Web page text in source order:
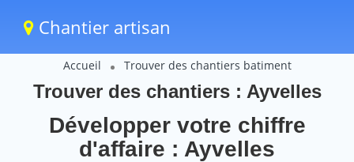
Chantier artisan
Accueil Trouver des chantiers batiment
Trouver des chantiers : Ayvelles
Développer votre chiffre
d'affaire : Ayvelles